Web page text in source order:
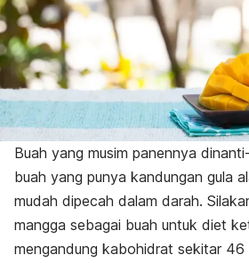
Buah yang musim panennya
buah yang punya kandungan gula
mudah dipecah dalam darah.
mangga sebagai buah untuk diet
mengandung kabohidrat sekitar 46